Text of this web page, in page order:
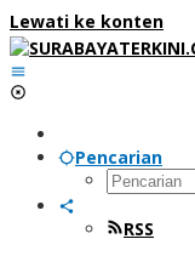
Lewati ke konten
Pencarian
RSS